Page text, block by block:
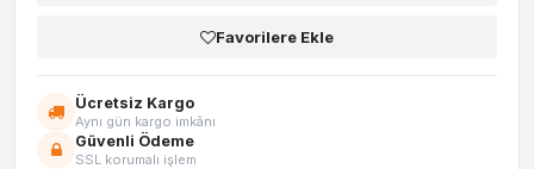
Favorilere Ekle
Ücretsiz Kargo
Aynı gün kargo imkânı
Güvenli Ödeme
SSL korumalı işlem